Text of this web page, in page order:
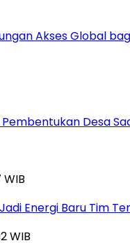
Akses Global
Desa
WIB
Energi Baru Tim
WIB